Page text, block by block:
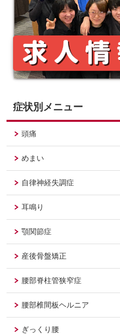
症状別メニュー
頭痛
めまい
自律神経失調症
耳鳴り
顎関節症
産後骨盤矯正
腰部脊柱管狭窄症
腰部椎間板ヘルニア
ぎっくり腰